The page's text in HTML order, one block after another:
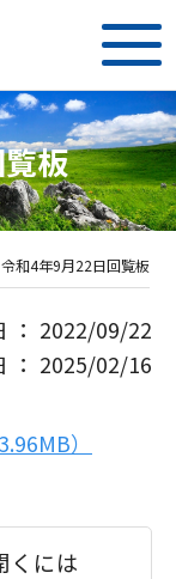
板
令和4年9月22日回覧板
2022/09/22
： 2025/02/16
）
くには